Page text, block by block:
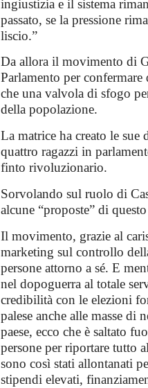
ingiustizia e il sistema
passato, se la pressione
liscio.”
Da allora il movimento di
Parlamento per
che una valvola di sfogo
della popolazione.
La matrice ha creato le
quattro ragazzi in
finto rivoluzionario.
Sorvolando sul ruolo di
alcune “proposte” di
Il movimento, grazie al
marketing sul controllo
persone attorno a sé. E
nel dopoguerra al totale
credibilità con le elezioni
palese anche alle masse di
paese, ecco che è saltato
persone per riportare tutto
sono così stati allontanati
stipendi elevati,